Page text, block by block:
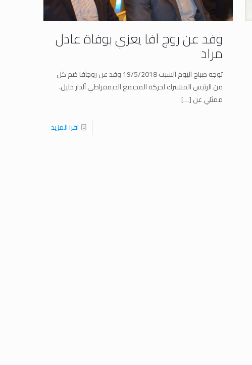
وفد عن روج آفا يعزي بوفاة عادل
مراد
توجه صباح اليوم السبت 19/5/2018 وفد عن روجآفا ضم كل
من الرئيس المشترك لحركة المجتمع الديمقراطي آلدار خليل،
ممثلي عن[…]
اقرا المزيد